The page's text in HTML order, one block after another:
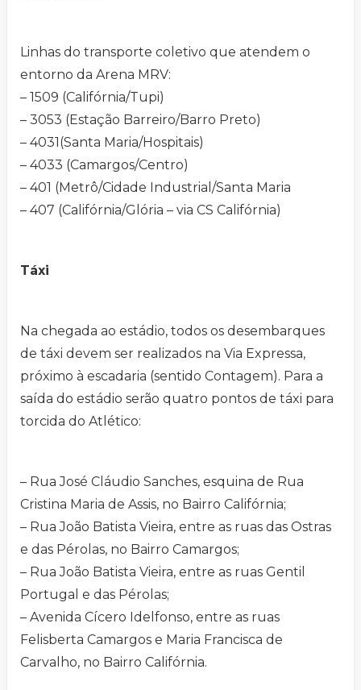
Linhas do transporte coletivo que atendem o
entorno da Arena MRV:
– 1509 (Califórnia/Tupi)
– 3053 (Estação Barreiro/Barro Preto)
– 4031(Santa Maria/Hospitais)
– 4033 (Camargos/Centro)
– 401 (Metrô/Cidade Industrial/Santa Maria
– 407 (Califórnia/Glória – via CS Califórnia)
Táxi
Na chegada ao estádio, todos os desembarques
de táxi devem ser realizados na Via Expressa,
próximo à escadaria (sentido Contagem). Para a
saída do estádio serão quatro pontos de táxi para
torcida do Atlético:
– Rua José Cláudio Sanches, esquina de Rua
Cristina Maria de Assis, no Bairro Califórnia;
– Rua João Batista Vieira, entre as ruas das Ostras
e das Pérolas, no Bairro Camargos;
– Rua João Batista Vieira, entre as ruas Gentil
Portugal e das Pérolas;
– Avenida Cícero Idelfonso, entre as ruas
Felisberta Camargos e Maria Francisca de
Carvalho, no Bairro Califórnia.